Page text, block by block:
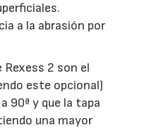
a la abrasión por
Rexess 2 son el
este opcional)
90ª y que la tapa
una mayor